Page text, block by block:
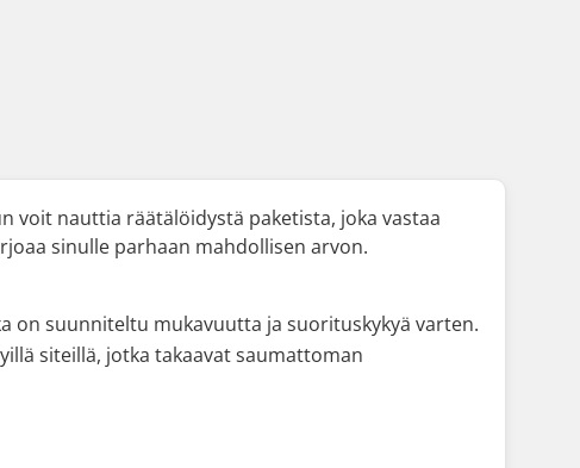
voit nauttia räätälöidystä paketista, joka vastaa
sinulle parhaan mahdollisen arvon.
on suunniteltu mukavuutta ja suorituskykyä varten.
siteillä, jotka takaavat saumattoman